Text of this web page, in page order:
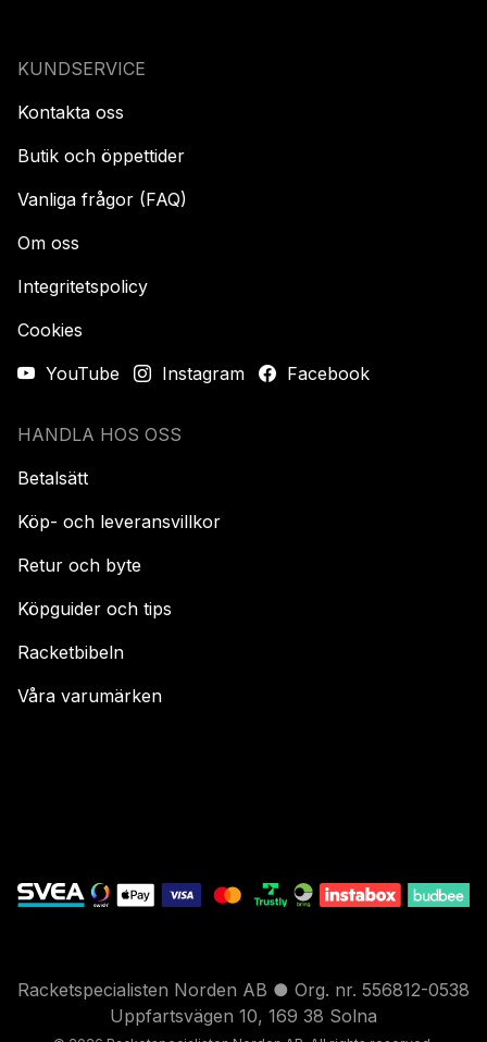
KUNDSERVICE
Kontakta oss
Butik och öppettider
Vanliga frågor (FAQ)
Om oss
Integritetspolicy
Cookies
YouTube
Instagram Facebook
HANDLA HOS OSS
Betalsätt
Köp- och leveransvillkor
Retur och byte
Köpguider och tips
Racketbibeln
Våra varumärken
Racketspecialisten Norden AB ● Org. nr. 556812-0538
Uppfartsvägen 10, 169 38 Solna